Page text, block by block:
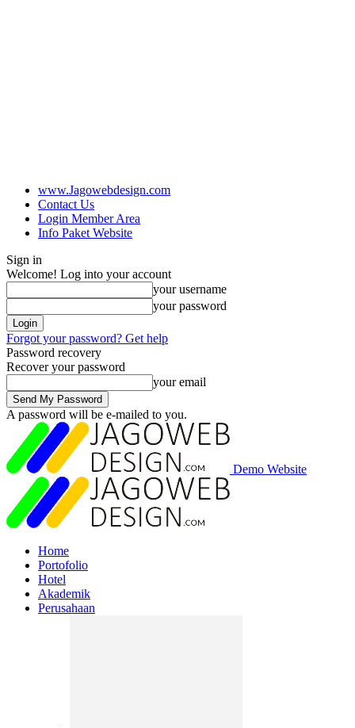
www.Jagowebdesign.com
Contact Us
Login Member Area
Info Paket Website
Sign in
Welcome! Log into your account
your username
your password
Forgot your password? Get help
Password recovery
Recover your password
your email
A password will be e-mailed to you.
Demo Website
Home
Portofolio
Hotel
Akademik
Perusahaan